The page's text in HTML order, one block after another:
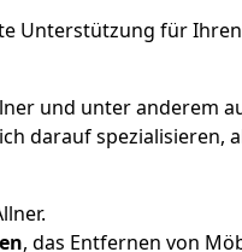
Unterstützung für Ihren
und unter anderem
darauf spezialisieren,
, das Entfernen von